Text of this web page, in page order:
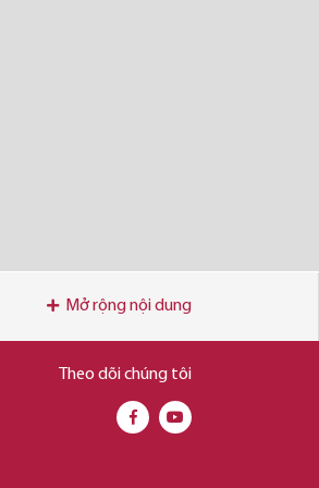
Mở rộng nội dung
Theo dõi chúng tôi